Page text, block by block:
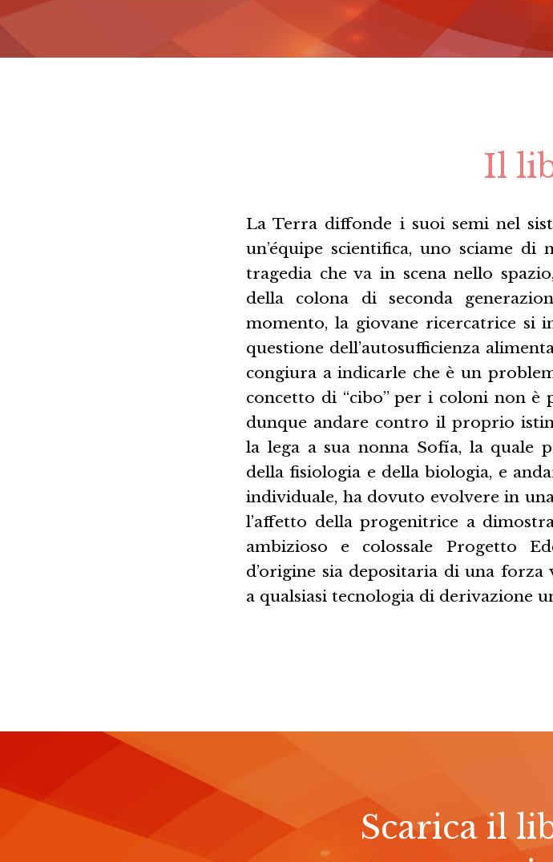
Il
La Terra diffonde i suoi semi nel
un’équipe scientifica, uno sciame
tragedia che va in scena nello
della colona di seconda
momento, la giovane ricercatrice si
questione dell’autosufficienza
congiura a indicarle che è un
concetto di “cibo” per i coloni non
dunque andare contro il proprio
la lega a sua nonna Sofía, la
della fisiologia e della biologia, e
individuale, ha dovuto evolvere in
l’affetto della progenitrice a
ambizioso e colossale Progetto
d’origine sia depositaria di una
a qualsiasi tecnologia di derivazione
Scarica il